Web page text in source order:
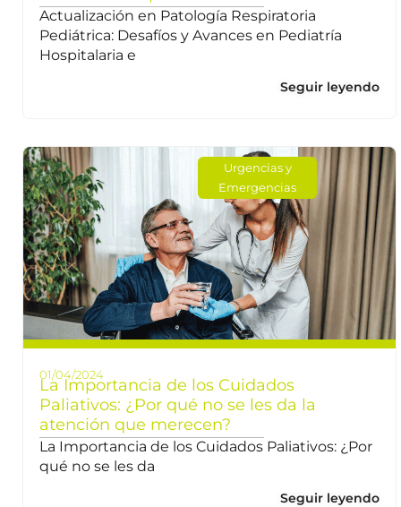
Actualización en Patología Respiratoria
Pediátrica: Desafíos y Avances en Pediatría
Hospitalaria e
Seguir leyendo
Urgencias y
Emergencias
01/04/2024
La Importancia de los Cuidados
Paliativos: ¿Por qué no se les da la
atención que merecen?
La Importancia de los Cuidados Paliativos: ¿Por
qué no se les da
Seguir leyendo